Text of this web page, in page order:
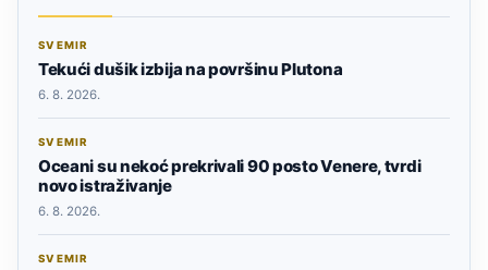
SVEMIR
Tekući dušik izbija na površinu Plutona
6. 8. 2026.
SVEMIR
Oceani su nekoć prekrivali 90 posto Venere, tvrdi
novo istraživanje
6. 8. 2026.
SVEMIR